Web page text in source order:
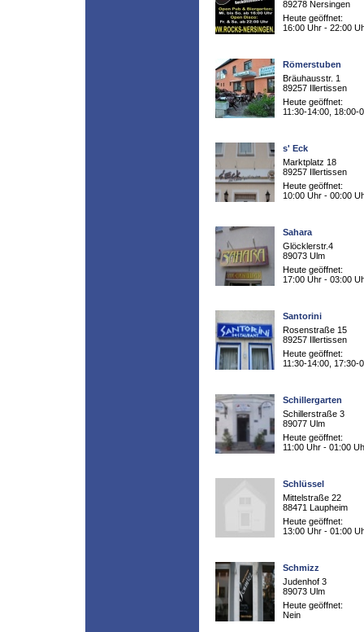
89278 Nersingen
Heute geöffnet:
16:00 Uhr - 22:00
Römerstuben
Bräuhausstr. 1
89257 Illertissen
Heute geöffnet:
11:30-14:00, 18:00-
s' Eck
Marktplatz 18
89257 Illertissen
Heute geöffnet:
10:00 Uhr - 00:00
Sahara
Glöcklerstr.4
89073 Ulm
Heute geöffnet:
17:00 Uhr - 03:00
Santorini
Rosenstraße 15
89257 Illertissen
Heute geöffnet:
11:30-14:00, 17:30-
Schillergarten
Schillerstraße 3
89077 Ulm
Heute geöffnet:
11:00 Uhr - 01:00
Schlüssel
Mittelstraße 22
88471 Laupheim
Heute geöffnet:
13:00 Uhr - 01:00
Schmizz
Judenhof 3
89073 Ulm
Heute geöffnet:
Nein